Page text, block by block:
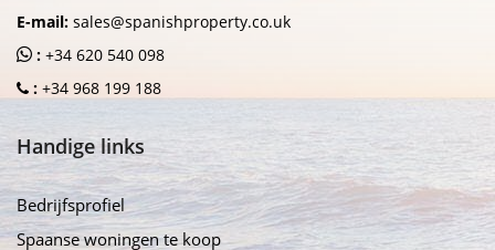
E-mail: sales@spanishproperty.co.uk
: +34 620 540 098
: +34 968 199 188
Handige links
Bedrijfsprofiel
Spaanse woningen te koop